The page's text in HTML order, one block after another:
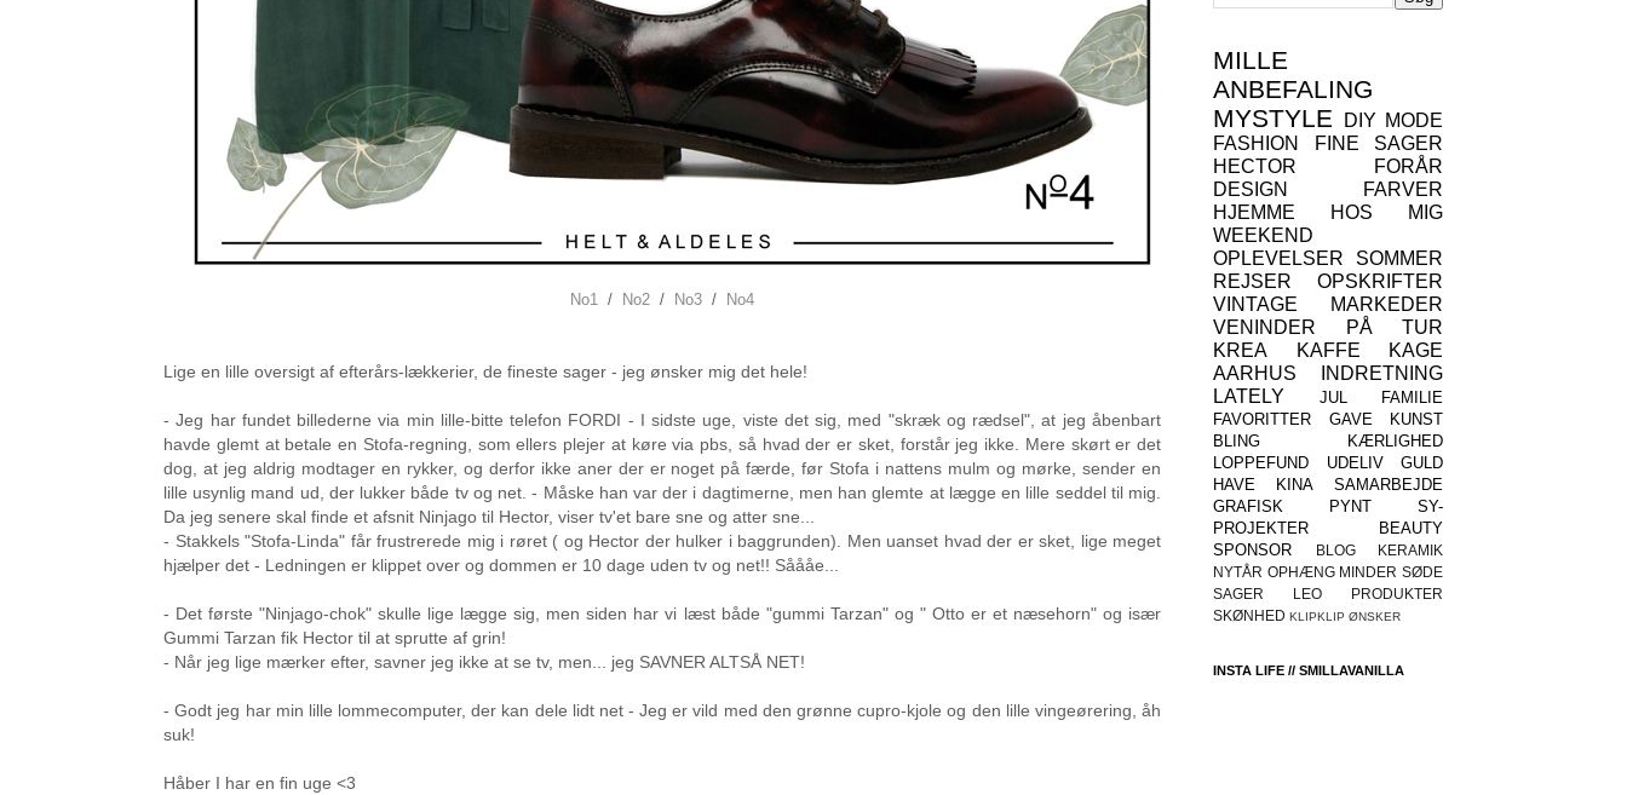
No1 / No2 / No3 / No4
Lige en lille oversigt af efterårs-lækkerier, de fineste sager - jeg ønsker mig det hele!
- Jeg har fundet billederne via min lille-bitte telefon FORDI - I sidste uge, viste det sig, med "skræk og rædsel", at jeg åbenbart
havde glemt at betale en Stofa-regning, som ellers plejer at køre via pbs, så hvad der er sket, forstår jeg ikke. Mere skørt er det
dog, at jeg aldrig modtager en rykker, og derfor ikke aner der er noget på færde, før Stofa i nattens mulm og mørke, sender en
lille usynlig mand ud, der lukker både tv og net. - Måske han var der i dagtimerne, men han glemte at lægge en lille seddel til mig.
Da jeg senere skal finde et afsnit Ninjago til Hector, viser tv'et bare sne og atter sne...
- Stakkels "Stofa-Linda" får frustrerede mig i røret ( og Hector der hulker i baggrunden). Men uanset hvad der er sket, lige meget
hjælper det - Ledningen er klippet over og dommen er 10 dage uden tv og net!! Såååe...
- Det første "Ninjago-chok" skulle lige lægge sig, men siden har vi læst både "gummi Tarzan" og " Otto er et næsehorn" og især
Gummi Tarzan fik Hector til at sprutte af grin!
- Når jeg lige mærker efter, savner jeg ikke at se tv, men... jeg SAVNER ALTSÅ NET!
- Godt jeg har min lille lommecomputer, der kan dele lidt net - Jeg er vild med den grønne cupro-kjole og den lille vingeørering, åh
suk!
Håber I har en fin uge <3
MILLE
ANBEFALING
MYSTYLE
DIY MODE
FASHION
FINE SAGER
HECTOR
FORÅR
DESIGN
FARVER
HJEMME HOS MIG
WEEKEND
OPLEVELSER
SOMMER
REJSER
OPSKRIFTER
VINTAGE
MARKEDER
VENINDER
PÅ TUR
KREA
KAFFE
KAGE
AARHUS
INDRETNING
LATELY
JUL
FAMILIE
FAVORITTER
GAVE
KUNST
BLING
KÆRLIGHED
LOPPEFUND
UDELIV
GULD
HAVE
KINA
SAMARBEJDE
GRAFISK
PYNT
SY-
PROJEKTER
BEAUTY
SPONSOR
BLOG
KERAMIK
NYTÅR OPHÆNG MINDER SØDE
SAGER
LEO
PRODUKTER
SKØNHED KLIPKLIP ØNSKER
INSTA LIFE // SMILLAVANILLA